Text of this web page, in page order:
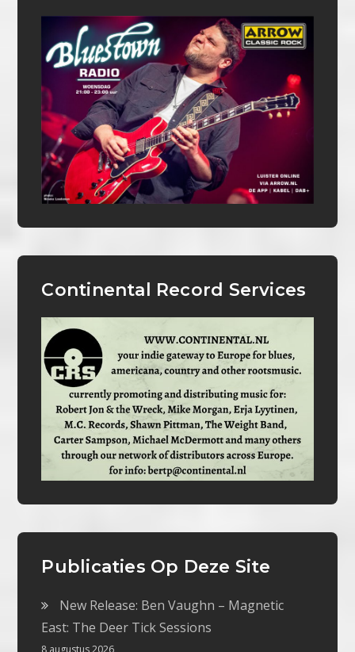
Continental Record Services
Publicaties Op Deze Site
New Release: Ben Vaughn – Magnetic
East: The Deer Tick Sessions
8 augustus 2026